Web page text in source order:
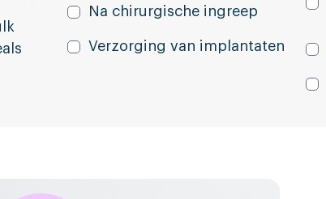
Na chirurgische ingreep
Verzorging van implantaten